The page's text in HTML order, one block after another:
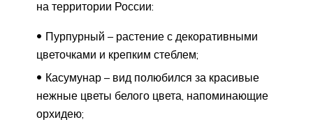
на территории России:
Пурпурный – растение с декоративными
цветочками и крепким стеблем;
Касумунар – вид полюбился за красивые
нежные цветы белого цвета, напоминающие
орхидею;